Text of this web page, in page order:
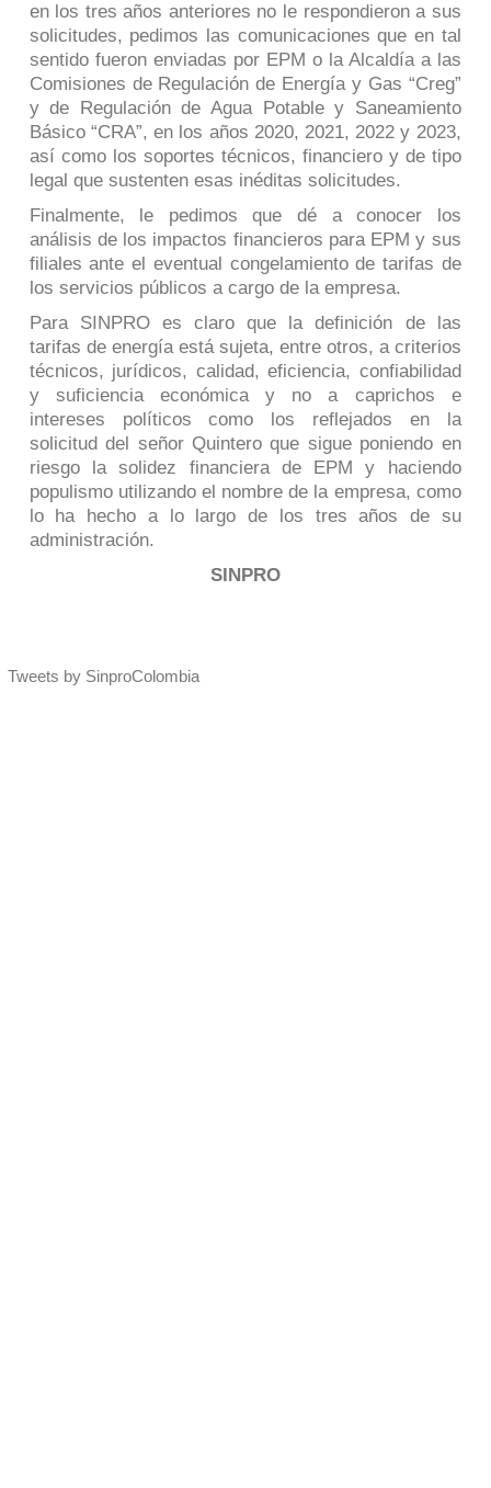
en los tres años anteriores no le respondieron a sus
solicitudes, pedimos las comunicaciones que en tal
sentido fueron enviadas por EPM o la Alcaldía a las
Comisiones de Regulación de Energía y Gas “Creg”
y de Regulación de Agua Potable y Saneamiento
Básico “CRA”, en los años 2020, 2021, 2022 y 2023,
así como los soportes técnicos, financiero y de tipo
legal que sustenten esas inéditas solicitudes.
Finalmente, le pedimos que dé a conocer los
análisis de los impactos financieros para EPM y sus
filiales ante el eventual congelamiento de tarifas de
los servicios públicos a cargo de la empresa.
Para SINPRO es claro que la definición de las
tarifas de energía está sujeta, entre otros, a criterios
técnicos, jurídicos, calidad, eficiencia, confiabilidad
y suficiencia económica y no a caprichos e
intereses políticos como los reflejados en la
solicitud del señor Quintero que sigue poniendo en
riesgo la solidez financiera de EPM y haciendo
populismo utilizando el nombre de la empresa, como
lo ha hecho a lo largo de los tres años de su
administración.
SINPRO
Tweets by SinproColombia